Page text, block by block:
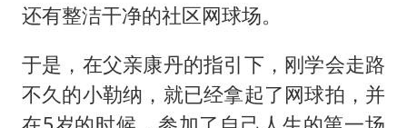
还有整洁干净的社区网球场。
于是，在父亲康丹的指引下，刚学会走路
不久的小勒纳，就已经拿起了网球拍，并